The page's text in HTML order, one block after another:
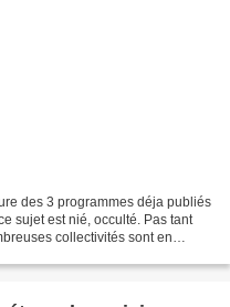
des 3 programmes déja publiés
sujet est nié, occulté. Pas tant
collectivités sont en